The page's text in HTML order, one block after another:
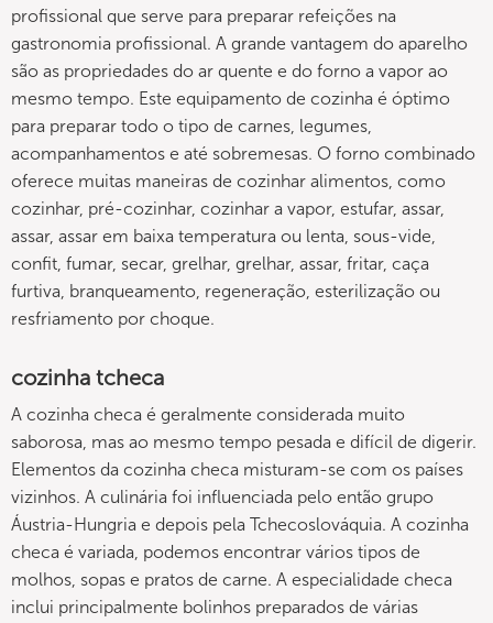
profissional que serve para preparar refeições na
gastronomia profissional. A grande vantagem do aparelho
são as propriedades do ar quente e do forno a vapor ao
mesmo tempo. Este equipamento de cozinha é óptimo
para preparar todo o tipo de carnes, legumes,
acompanhamentos e até sobremesas. O forno combinado
oferece muitas maneiras de cozinhar alimentos, como
cozinhar, pré-cozinhar, cozinhar a vapor, estufar, assar,
assar, assar em baixa temperatura ou lenta, sous-vide,
confit, fumar, secar, grelhar, grelhar, assar, fritar, caça
furtiva, branqueamento, regeneração, esterilização ou
resfriamento por choque.
cozinha tcheca
A cozinha checa é geralmente considerada muito
saborosa, mas ao mesmo tempo pesada e difícil de digerir.
Elementos da cozinha checa misturam-se com os países
vizinhos. A culinária foi influenciada pelo então grupo
Áustria-Hungria e depois pela Tchecoslováquia. A cozinha
checa é variada, podemos encontrar vários tipos de
molhos, sopas e pratos de carne. A especialidade checa
inclui principalmente bolinhos preparados de várias